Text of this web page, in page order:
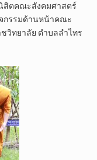
สิตคณะสังคมศาสตร์
กรรมด้านหน้าคณะ
วิทยาลัย ตำบลลำไทร